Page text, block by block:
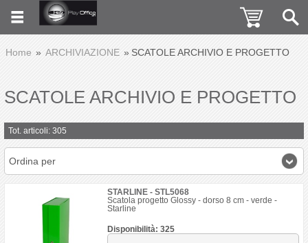
Home ARCHIVIAZIONE SCATOLE ARCHIVIO E PROGETTO
SCATOLE ARCHIVIO E PROGETTO
Tot. articoli: 305
Ordina per
STARLINE - STL5068
Scatola progetto Glossy - dorso 8 cm - verde -
Starline
Disponibilità: 325